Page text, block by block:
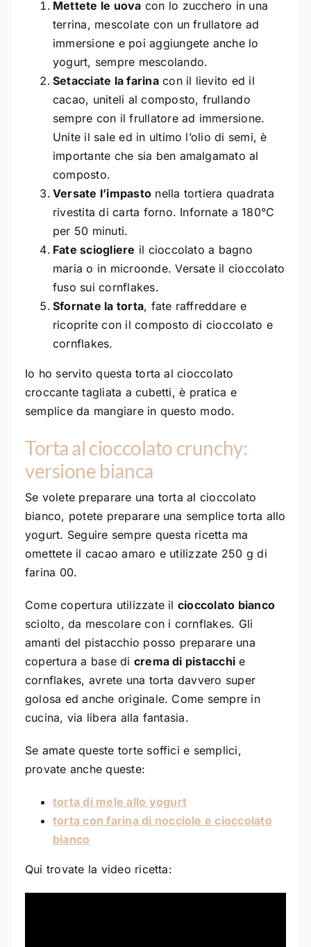
Mettete le uova con lo zucchero in una
terrina, mescolate con un frullatore ad
immersione e poi aggiungete anche lo
yogurt, sempre mescolando.
Setacciate la farinacon il lievito ed il
cacao, uniteli al composto, frullando
sempre con il frullatore ad immersione.
Unite il sale ed in ultimo l’olio di semi, è
importante che sia ben amalgamato al
composto.
Versate l’impasto nella tortiera quadrata
rivestita di carta forno. Infornate a 180°C
per 50 minuti.
Fate sciogliere il cioccolato a bagno
maria o in microonde. Versate il cioccolato
fuso sui cornflakes.
Sfornate la torta, fate raffreddare e
ricoprite con il composto di cioccolato e
cornflakes.
Io ho servito questa torta al cioccolato
croccante tagliata a cubetti, è pratica e
semplice da mangiare in questo modo.
Torta al cioccolato crunchy:
versione bianca
Se volete preparare una torta al cioccolato
bianco, potete preparare una semplice torta allo
yogurt. Seguire sempre questa ricetta ma
omettete il cacao amaro e utilizzate 250 g di
farina 00.
Come copertura utilizzate il cioccolato bianco
sciolto, da mescolare con i cornflakes. Gli
amanti del pistacchio posso preparare una
copertura a base di crema di pistacchi e
cornflakes, avrete una torta davvero super
golosa ed anche originale. Come sempre in
cucina, via libera alla fantasia.
Se amate queste torte soffici e semplici,
provate anche queste:
torta di mele allo yogurt
torta con farina di nocciole e cioccolato
bianco
Qui trovate la video ricetta: